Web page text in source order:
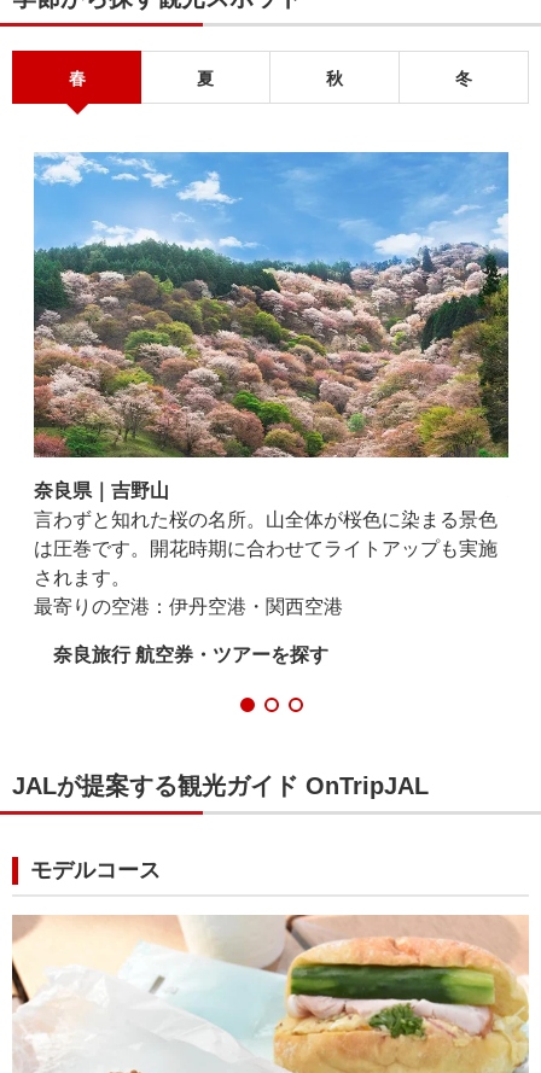
春 夏 秋 冬
奈良県｜吉野山
言わずと知れた桜の名所。山全体が桜色に染まる景色
は圧巻です。開花時期に合わせてライトアップも実施
されます。
最寄りの空港：伊丹空港・関西空港
奈良旅行 航空券・ツアーを探す
JALが提案する観光ガイド OnTripJAL
モデルコース